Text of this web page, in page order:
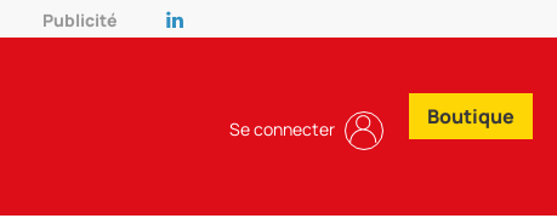
Publicité
Se connecter Boutique